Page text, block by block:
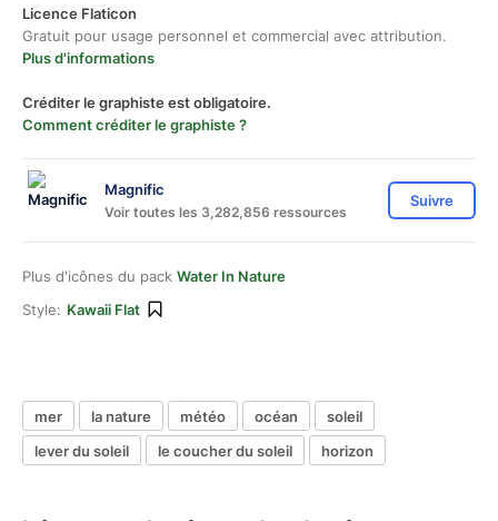
Licence Flaticon
Gratuit pour usage personnel et commercial avec attribution.
Plus d'informations
Créditer le graphiste est obligatoire.
Comment créditer le graphiste ?
Magnific
Voir toutes les 3,282,856 ressources
Suivre
Plus d'icônes du pack Water In Nature
Style: Kawaii Flat
mer la nature météo océan
soleil
lever du soleil
le coucher du soleil horizon